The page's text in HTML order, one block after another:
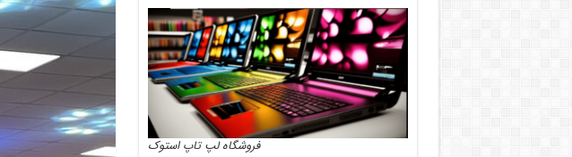
فروشگاه لپ تاپ استوک